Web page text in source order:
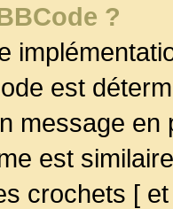
?
est
message
est
crochets [